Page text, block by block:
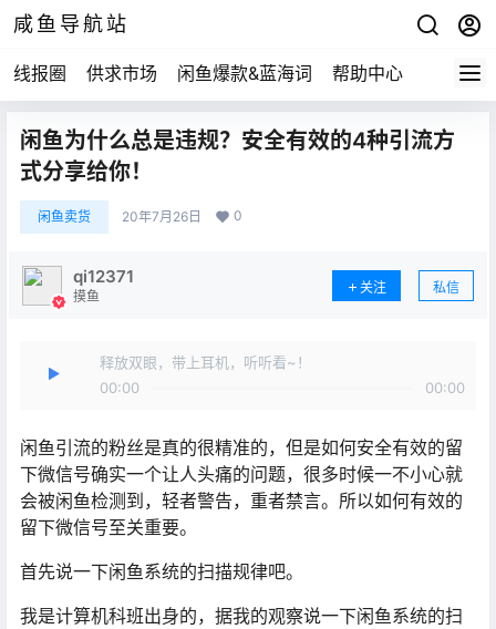
咸鱼导航站
线报圈 供求市场 闲鱼爆款&蓝海词 帮助中心
闲鱼为什么总是违规？安全有效的4种引流方
式分享给你！
闲鱼卖货 20年7月26日 0
qi12371
摸鱼
关注 私信
释放双眼，带上耳机，听听看~！
00:00
00:00
闲鱼引流的粉丝是真的很精准的，但是如何安全有效的留
下微信号确实一个让人头痛的问题，很多时候一不小心就
会被闲鱼检测到，轻者警告，重者禁言。所以如何有效的
留下微信号至关重要。
首先说一下闲鱼系统的扫描规律吧。
我是计算机科班出身的，据我的观察说一下闲鱼系统的扫